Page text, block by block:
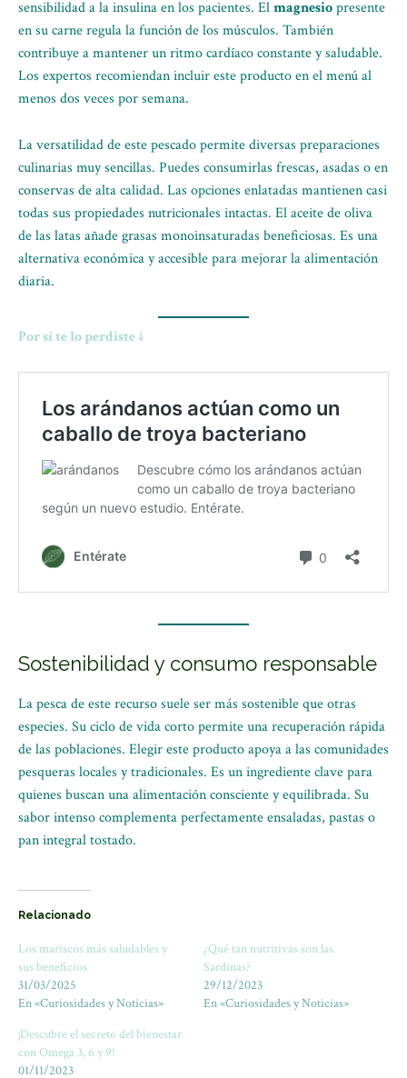
sensibilidad a la insulina en los pacientes. Elmagnesiopresente
en su carne regula la función de los músculos. También
contribuye a mantener un ritmo cardíaco constante y saludable.
Los expertos recomiendan incluir este producto en el menú al
menos dos veces por semana.
La versatilidad de este pescado permite diversas preparaciones
culinarias muy sencillas. Puedes consumirlas frescas, asadas o en
conservas de alta calidad. Las opciones enlatadas mantienen casi
todas sus propiedades nutricionales intactas. El aceite de oliva
de las latas añade grasas monoinsaturadas beneficiosas. Es una
alternativa económica y accesible para mejorar la alimentación
diaria.
Por sí te lo perdiste ↓
Sostenibilidad y consumo responsable
La pesca de este recurso suele ser más sostenible que otras
especies. Su ciclo de vida corto permite una recuperación rápida
de las poblaciones. Elegir este producto apoya a las comunidades
pesqueras locales y tradicionales. Es un ingrediente clave para
quienes buscan una alimentación consciente y equilibrada. Su
sabor intenso complementa perfectamente ensaladas, pastas o
pan integral tostado.
Relacionado
Los mariscos más saludables y
sus beneficios
31/03/2025
En «Curiosidades y Noticias»
¿Qué tan nutritivas son las
Sardinas?
29/12/2023
En «Curiosidades y Noticias»
¡Descubre el secreto del bienestar
con Omega 3, 6 y 9!
01/11/2023